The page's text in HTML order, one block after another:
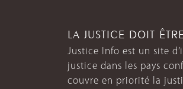
LA JUSTICE DOIT
Justice Info est un site
justice dans les pays
couvre en priorité la